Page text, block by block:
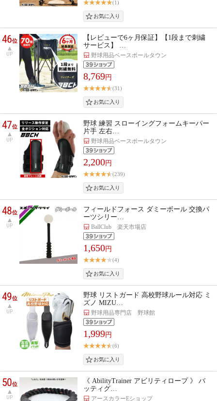
(1)
46位
UP
【レビューで6ヶ月保証】【1段まで刺繍
サービス】 …
野球用品ベースボールタウン
8,769円
(31)
47位
UP
野球 練習 スローイングフォームキーパー
片手 左右…
野球用品ベースボールタウン
2,200円
(239)
48位
UP
フィールドフォース ダミーボール 交換パ
ーツシリー…
BallClub 楽天市場店
1,650円
(4)
49位
UP
野球 リストガード 高校野球ルール対応 ミ
ズノ MIZU…
野球用品専門店 野球館
1,999円
(6)
50位
UP
《 AbilityTrainer アビリティロープ 》 バ
ッティグ…
アースカラーEショップ